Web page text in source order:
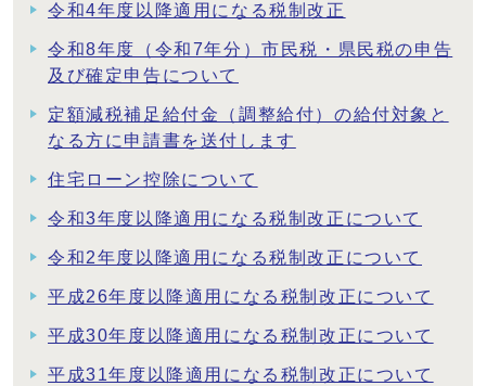
令和4年度以降適用になる税制改正
令和8年度（令和7年分）市民税・県民税の申告
及び確定申告について
定額減税補足給付金（調整給付）の給付対象と
なる方に申請書を送付します
住宅ローン控除について
令和3年度以降適用になる税制改正について
令和2年度以降適用になる税制改正について
平成26年度以降適用になる税制改正について
平成30年度以降適用になる税制改正について
平成31年度以降適用になる税制改正について